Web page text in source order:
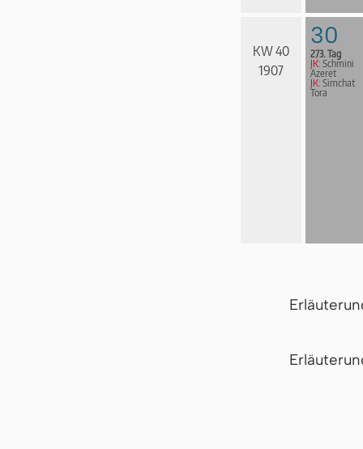
KW 40
1907
30
273. Tag
JK: Schmini
Azeret
JK: Simchat
Tora